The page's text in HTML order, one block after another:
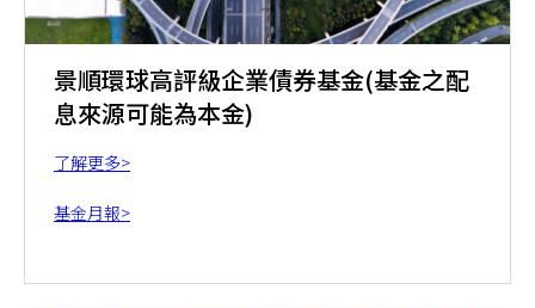
景順環球高評級企業債券基金(基金之配
息來源可能為本金)
了解更多>
基金月報>